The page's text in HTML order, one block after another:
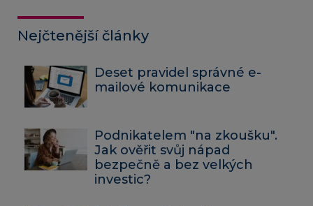
Nejčtenější články
Deset pravidel správné e-
mailové komunikace
Podnikatelem "na zkoušku".
Jak ověřit svůj nápad
bezpečně a bez velkých
investic?